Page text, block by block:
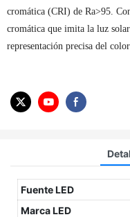
cromática (CRI) de Ra>95.
cromática que imita la luz
representación precisa del
Fuente LED
Marca LED